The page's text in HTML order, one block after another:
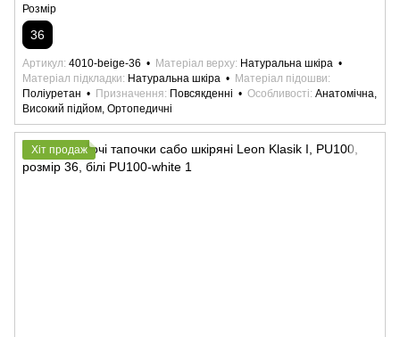
Розмір
36
Артикул 4010-beige-36 Матеріал верху Натуральна шкіра
Матеріал підкладки
Натуральна шкіра
Матеріал підошви
Поліуретан
Призначення Повсякденні Особливості Анатомічна,
Високий підйом, Ортопедичні
Хіт продаж